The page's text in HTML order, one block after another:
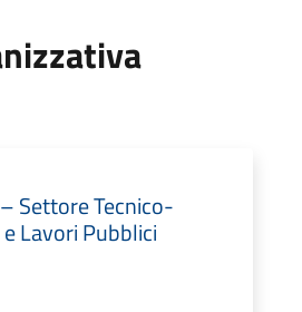
Settore Tecnico-
Lavori Pubblici